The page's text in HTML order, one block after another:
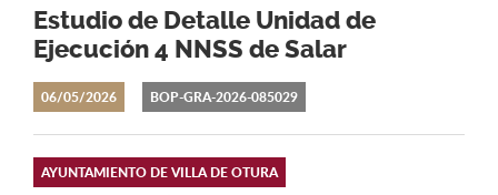
06/05/2026
Estudio de Detalle Unidad de
Ejecución 4 NNSS de Salar
BOP-GRA-2026-085029
AYUNTAMIENTO DE VILLA DE OTURA